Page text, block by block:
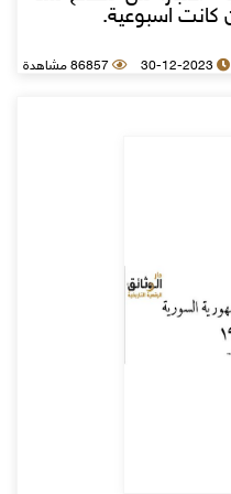
30-12-2023 86857 مشاهدة